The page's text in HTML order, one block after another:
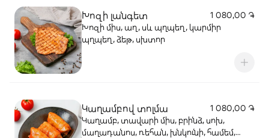
Խոզի լանգետ
1 080,00 ֏
Խոզի միս, աղ, սև պղպեղ, կարմիր
պղպեղ, ձեթ, սխտոր
Կաղամբով տոլմա
1 080,00 ֏
Կաղամբ, տավարի միս, բրինձ, սոխ,
մաղադանոս, ռեհան, խնկունի, համեմ,